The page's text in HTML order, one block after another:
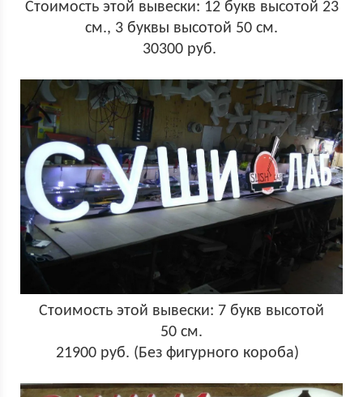
Стоимость этой вывески: 12 букв высотой 23
см., 3 буквы высотой 50 см.
30300 руб.
Стоимость этой вывески: 7 букв высотой
50 см.
21900 руб. (Без фигурного короба)